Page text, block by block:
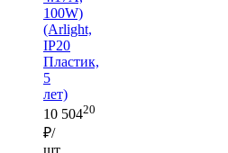
100W)
(Arlight,
IP20
Пластик,
5
лет)
10 50420
₽/